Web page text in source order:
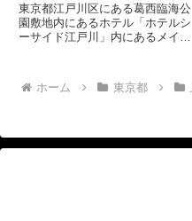
東京都江戸川区にある葛西臨海公
園敷地内にあるホテル「ホテルシ
ーサイド江戸川」内にあるメイン
せんがこのホテルは、江戸川区が
運営しているか運営にかかわって
ホーム 東京都